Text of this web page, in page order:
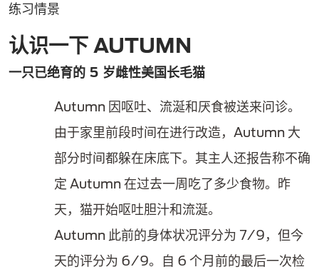
练习情景
认识一下 AUTUMN
一只已绝育的 5 岁雌性美国长毛猫
Autumn 因呕吐、流涎和厌食被送来问诊。
由于家里前段时间在进行改造，Autumn 大
部分时间都躲在床底下。其主人还报告称不确
定 Autumn 在过去一周吃了多少食物。昨
天，猫开始呕吐胆汁和流涎。
Autumn 此前的身体状况评分为 7/9，但今
天的评分为 6/9。自 6 个月前的最后一次检